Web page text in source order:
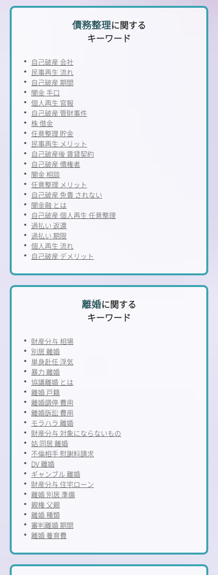
債務整理に関する
キーワード
自己破産 会社
民事再生 流れ
自己破産 期間
闇金 手口
個人再生 官報
自己破産 管財事件
株 借金
任意整理 貯金
民事再生 メリット
自己破産後 賃貸契約
自己破産 債権者
闇金 相談
任意整理 メリット
自己破産 免責 されない
闇金融 とは
自己破産 個人再生 任意整理
過払い 返還
過払い 期限
個人再生 流れ
自己破産 デメリット
離婚に関する
キーワード
財産分与 相場
別居 離婚
単身赴任 浮気
暴力 離婚
協議離婚 とは
離婚 戸籍
離婚調停 費用
離婚訴訟 費用
モラハラ 離婚
財産分与 対象にならないもの
姑 同居 離婚
不倫相手 慰謝料請求
DV 離婚
ギャンブル 離婚
財産分与 住宅ローン
離婚 別居 準備
親権 父親
離婚 種類
審判離婚 期間
離婚 養育費